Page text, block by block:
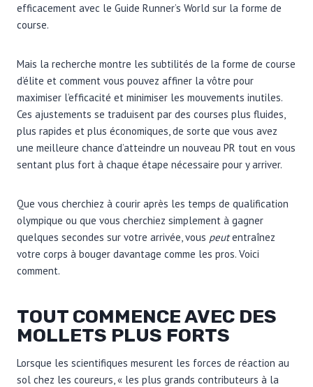
efficacement avec le Guide Runner’s World sur la forme de
course.
Mais la recherche montre les subtilités de la forme de course
d’élite et comment vous pouvez affiner la vôtre pour
maximiser l’efficacité et minimiser les mouvements inutiles.
Ces ajustements se traduisent par des courses plus fluides,
plus rapides et plus économiques, de sorte que vous avez
une meilleure chance d’atteindre un nouveau PR tout en vous
sentant plus fort à chaque étape nécessaire pour y arriver.
Que vous cherchiez à courir après les temps de qualification
olympique ou que vous cherchiez simplement à gagner
quelques secondes sur votre arrivée, vous peutentraînez
votre corps à bouger davantage comme les pros. Voici
comment.
TOUT COMMENCE AVEC DES
MOLLETS PLUS FORTS
Lorsque les scientifiques mesurent les forces de réaction au
sol chez les coureurs, « les plus grands contributeurs à la